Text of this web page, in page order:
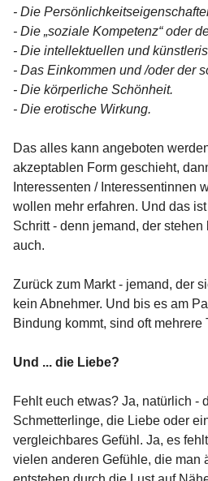
- Die
- Die „soziale Kompetenz“ oder
- Die intellektuellen und
- Das Einkommen und /oder der
- Die körperliche Schönheit.
- Die erotische Wirkung.
Das alles kann angeboten
akzeptablen Form geschieht,
Interessenten / Interessentinnen
wollen mehr erfahren. Und das
Schritt - denn jemand, der
auch.
Zurück zum Markt - jemand, der
kein Abnehmer. Und bis es am
Bindung kommt, sind oft mehrere
Und ... die Liebe?
Fehlt euch etwas? Ja, natürlich -
Schmetterlinge, die Liebe oder
vergleichbares Gefühl. Ja, es
vielen anderen Gefühle, die man